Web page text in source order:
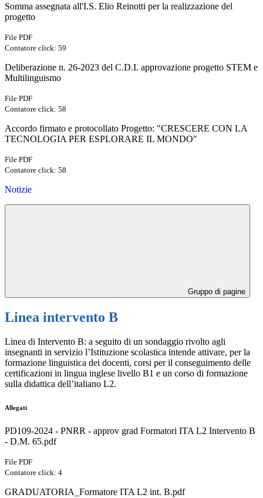
Somma assegnata all'I.S. Elio Reinotti per la realizzazione del
progetto
File PDF
Contatore click: 59
Deliberazione n. 26-2023 del C.D.I. approvazione progetto STEM e
Multilinguismo
File PDF
Contatore click: 58
Accordo firmato e protocollato Progetto: "CRESCERE CON LA
TECNOLOGIA PER ESPLORARE IL MONDO"
File PDF
Contatore click: 58
Notizie
Gruppo di pagine
Linea intervento B
Linea di Intervento B: a seguito di un sondaggio rivolto agli
insegnanti in servizio l’Istituzione scolastica intende attivare, per la
formazione linguistica dei docenti, corsi per il conseguimento delle
certificazioni in lingua inglese livello B1 e un corso di formazione
sulla didattica dell’italiano L2.
Allegati
PD109-2024 - PNRR - approv grad Formatori ITA L2 Intervento B
- D.M. 65.pdf
File PDF
Contatore click: 4
GRADUATORIA_Formatore ITA L2 int. B.pdf